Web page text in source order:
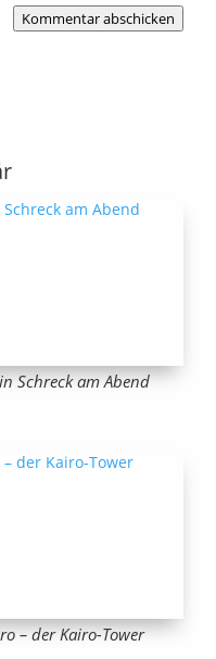
Kommentar abschicken
Schreck am Abend
– der Kairo-Tower